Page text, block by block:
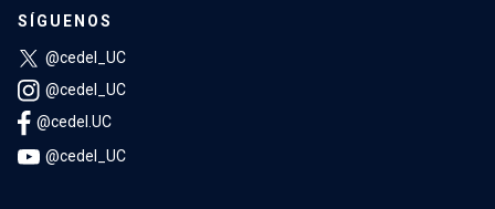
SÍGUENOS
@cedel_UC
@cedel_UC
@cedel.UC
@cedel_UC